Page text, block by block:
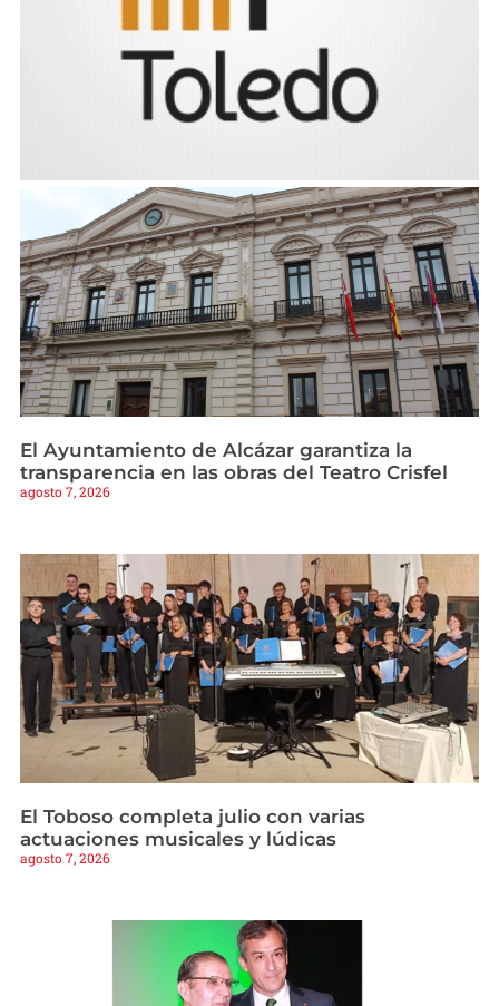
El Ayuntamiento de Alcázar garantiza la
transparencia en las obras del Teatro Crisfel
agosto 7, 2026
El Toboso completa julio con varias
actuaciones musicales y lúdicas
agosto 7, 2026